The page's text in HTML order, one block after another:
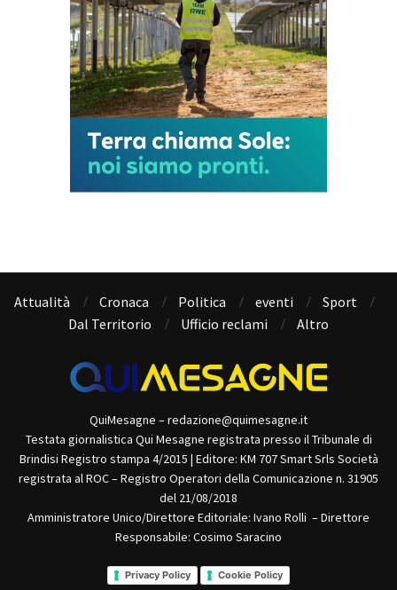
Attualità Cronaca Politica eventi
Sport
Dal Territorio
Ufficio reclami Altro
QuiMesagne – redazione@quimesagne.it
Testata giornalistica Qui Mesagne registrata presso il Tribunale di
Brindisi Registro stampa 4/2015 | Editore: KM 707 Smart Srls Società
registrata al ROC – Registro Operatori della Comunicazione n. 31905
del 21/08/2018
Amministratore Unico/Direttore Editoriale: Ivano Rolli – Direttore
Responsabile: Cosimo Saracino
Privacy Policy Cookie Policy